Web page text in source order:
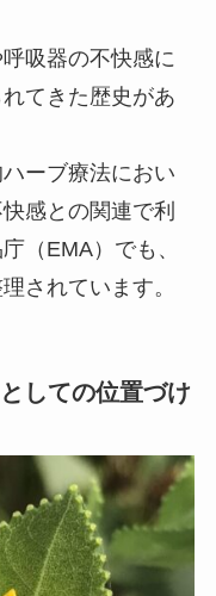
吸器の不快感に
てきた歴史があ
ーブ療法におい
感との関連で利
（EMA）でも、
されています。
しての位置づけ